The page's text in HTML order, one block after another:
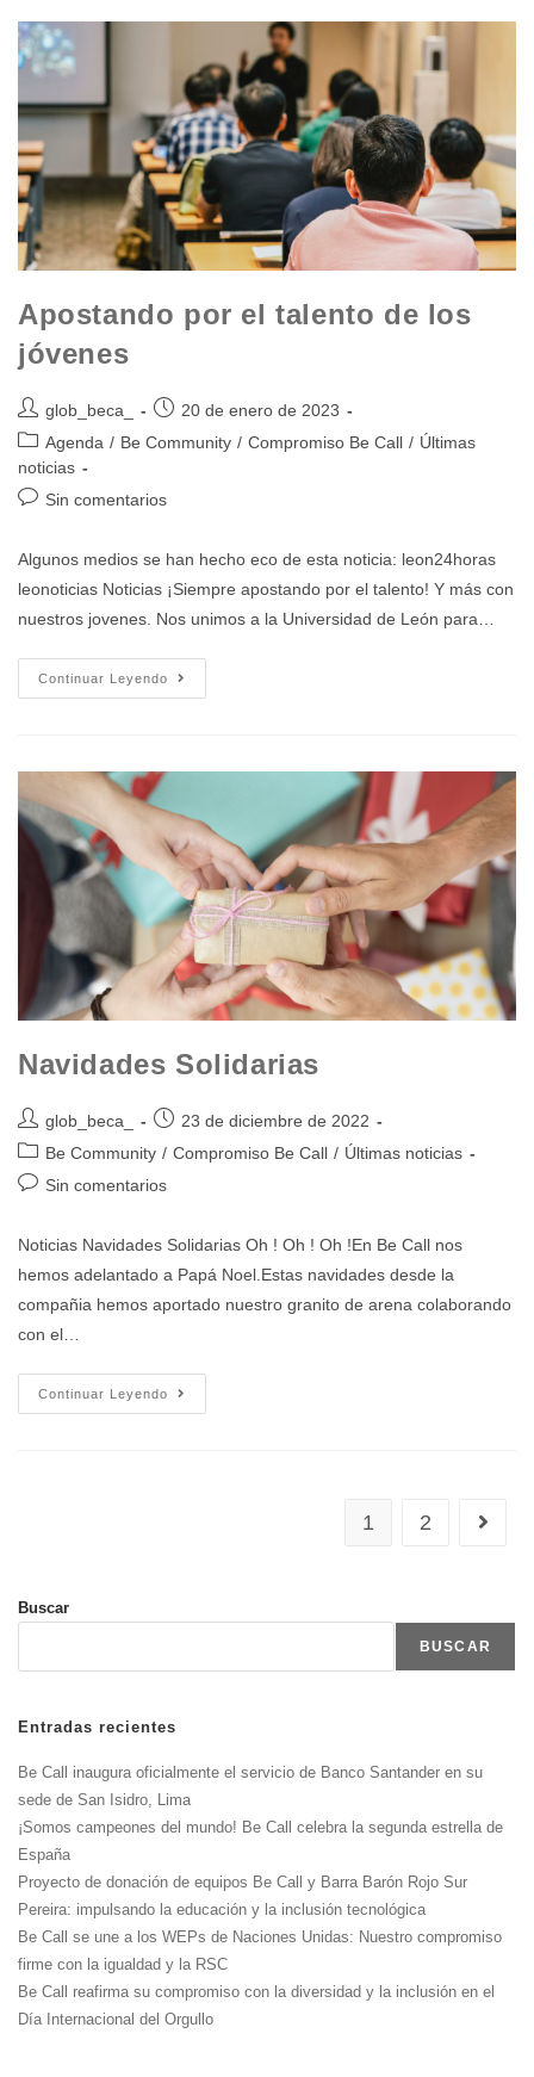
Apostando por el talento de los
jóvenes
glob_beca_
20 de enero de 2023
Agenda / Be Community / Compromiso Be Call / Últimas
noticias
Sin comentarios
Algunos medios se han hecho eco de esta noticia: leon24horas
leonoticias Noticias ¡Siempre apostando por el talento! Y más con
nuestros jovenes. Nos unimos a la Universidad de León para…
Continuar Leyendo
Navidades Solidarias
glob_beca_
23 de diciembre de 2022
Be Community / Compromiso Be Call / Últimas noticias
Sin comentarios
Noticias Navidades Solidarias Oh ! Oh ! Oh !En Be Call nos
hemos adelantado a Papá Noel.Estas navidades desde la
compañia hemos aportado nuestro granito de arena colaborando
con el…
Continuar Leyendo
1 2
Buscar
BUSCAR
Entradas recientes
Be Call inaugura oficialmente el servicio de Banco Santander en su
sede de San Isidro, Lima
¡Somos campeones del mundo! Be Call celebra la segunda estrella de
España
Proyecto de donación de equipos Be Call y Barra Barón Rojo Sur
Pereira: impulsando la educación y la inclusión tecnológica
Be Call se une a los WEPs de Naciones Unidas: Nuestro compromiso
firme con la igualdad y la RSC
Be Call reafirma su compromiso con la diversidad y la inclusión en el
Día Internacional del Orgullo